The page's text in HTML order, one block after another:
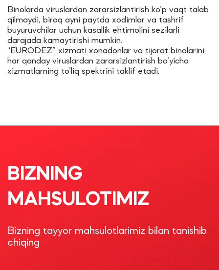
Binolarda viruslardan zararsizlantirish ko’p vaqt talab
qilmaydi, biroq ayni paytda xodimlar va tashrif
buyuruvchilar uchun kasallik ehtimolini sezilarli
darajada kamaytirishi mumkin.
“EURODEZ” xizmati xonadonlar va tijorat binolarini
har qanday viruslardan zararsizlantirish bo’yicha
xizmatlarning to’liq spektrini taklif etadi.
BIZNING
MAHSULOTIMIZ
Bizning tayyor mahsulotlarimiz bilan tanishib
chiqing